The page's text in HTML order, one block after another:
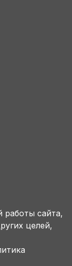
работы сайта,
целей,